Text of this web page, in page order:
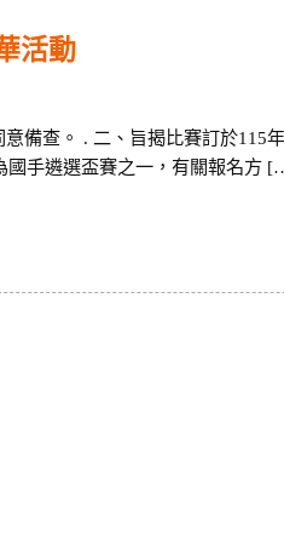
活動
備查。 . 二、旨揭比賽訂於115
國手遴選盃賽之一，有關報名方